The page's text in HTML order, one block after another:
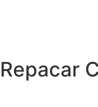
Repacar